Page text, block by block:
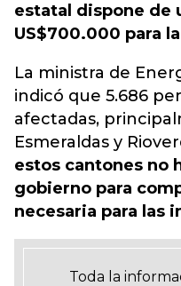
estatal dispone de
US$700.000 para
La ministra de
indicó que 5.686
afectadas,
Esmeraldas y
estos cantones no
gobierno para
necesaria para las
Toda la